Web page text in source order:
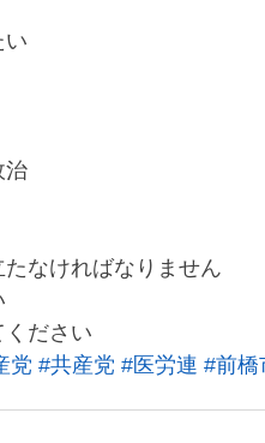
い
治
なければなりません
ださい
党 #共産党 #医労連 #前橋